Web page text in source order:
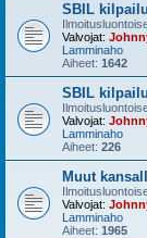
SBIL
Valvojat:
Lamminaho
Aiheet: 1642
SBIL
Valvojat:
Lamminaho
Aiheet: 226
Muut
Valvojat:
Lamminaho
Aiheet: 1965